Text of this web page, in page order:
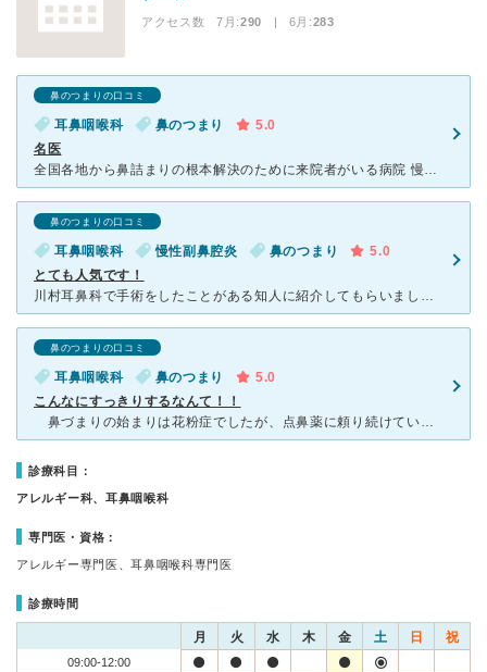
アクセス数 7月:290 | 6月:283
鼻のつまりの口コミ
耳鼻咽喉科 鼻のつまり
5.0
名医
全国各地から鼻詰まりの根本解決のために来院者がいる病院 慢性的な鼻詰まりの根本解決のために受診。鼻の骨が曲っていることが原因とのことで、何ヶ月も先の予約を取り手術をすることに。 その手術目
鼻のつまりの口コミ
耳鼻咽喉科 慢性副鼻腔炎 鼻のつまり
5.0
とても人気です！
川村耳鼻科で手術をしたことがある知人に紹介してもらいました。小さい頃から鼻、喉が悪く鼻づまりがひどく、どの耳鼻科に行っても簡単な薬の処方か、花粉症の診断しかしてもらえませんでした。 川村さんは、しっ
鼻のつまりの口コミ
耳鼻咽喉科 鼻のつまり
5.0
こんなにすっきりするなんて！！
鼻づまりの始まりは花粉症でしたが、点鼻薬に頼り続けていたら副作用で症状が悪化、夜中に鼻づまりで起きることがしばしばで、日常生活に影響が出るようになりました。どこかいい病院がないかとネットで検索して、
診療科目：
アレルギー科、耳鼻咽喉科
専門医・資格：
アレルギー専門医、耳鼻咽喉科専門医
診療時間
月 火 水 木 金 土 日 祝
09:00-12:00